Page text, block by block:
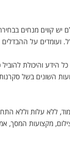
יש קווים מנחים
ועומדים על ההבדלים
למעלה מ20 שנה, בעלת כל הידע
השונים בשל
ללא עלות וללא
מקצועות המסך,